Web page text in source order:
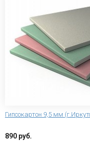
Гипсокартон 9,5 мм
890 руб.